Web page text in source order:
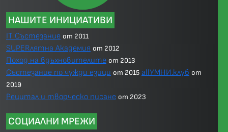
НАШИТЕ ИНИЦИАТИВИ
IT Състезание от 2011
SUPERлятна Академия от 2012
Поход на вдъхновителите от 2013
Състезание по чужди езици от 2015 allУМНИ.клуб от
2019
Рецитал и творческо писане от 2023
СОЦИАЛНИ МРЕЖИ